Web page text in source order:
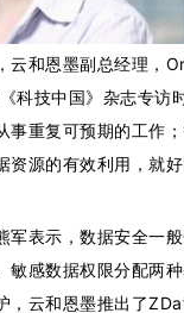
云和恩墨副总经理，
科技中国》杂志专访
事重复可预期的工作
资源的有效利用，就
军表示，数据安全一
敏感数据权限分配两
，云和恩墨推出了